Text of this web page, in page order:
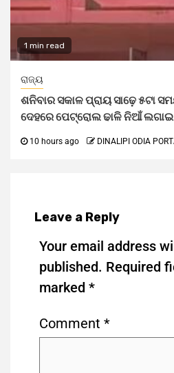
1 min read
ରାଜ୍ୟ
ଶନିବାର ସକାଳ ପ୍ରାୟ ସାଢ଼େ ୫ଟା
ଦେହରେ ପେଟ୍ରୋଲ ଢାଳି ନିଆଁ
10 hours ago DINALIPI ODIA
Leave a Reply
Your email address
published. Required
marked *
Comment *